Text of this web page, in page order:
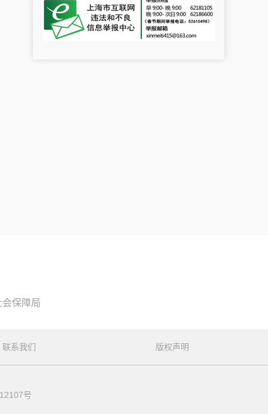
保障局
联系我们 版权声明
号